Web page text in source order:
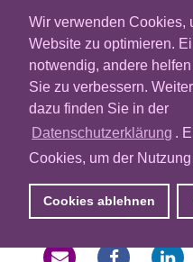
Wir verwenden Cookies,
Website zu optimieren.
notwendig, andere
Sie zu verbessern.
dazu finden Sie in der
Datenschutzerklärung .
Cookies, um der
Cookies ablehnen
Produktbildern und -
verzichten braucht.
Programm sämtliche
werden oder für die
automatisch mit dem
Die kostenlose
anwendbar, setzt
Endgerät voraus.